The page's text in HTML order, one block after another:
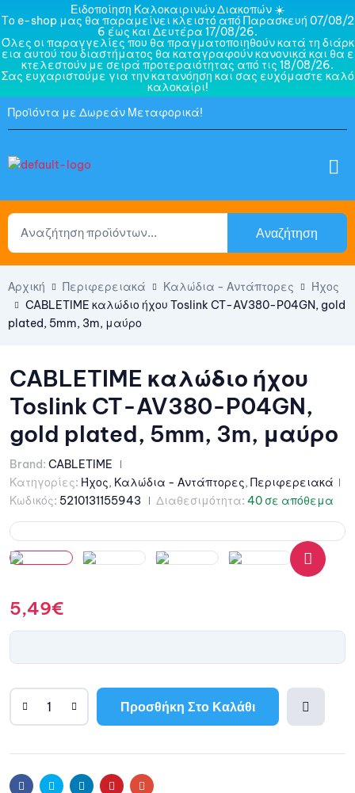
Ειδοποίηση Καλοκαιρινών Διακοπών ☀️
Το e-shop μας θα παραμείνει κλειστό από Παρασκευή 07/08/2
6 έως και Δευτέρα 17/08/26.
Όλες οι παραγγελίες που θα πραγματοποιηθούν κατά τη διάρκ
εια αυτού του διαστήματος θα καταγραφούν κανονικά και θα ε
κτελεστούν με σειρά προτεραιότητας από τις 18/08/26.
Σας ευχαριστούμε για την κατανόηση και σας ευχόμαστε καλό
καλοκαίρι!
Προϊόντα με Δωρεάν Μεταφορικά!
Αναζήτηση
Αρχική Περιφερειακά Καλώδια - Αντάπτορες
Ήχος
CABLETIME καλώδιο ήχου Toslink CT-AV380-P04GN, gold
plated, 5mm, 3m, μαύρο
CABLETIME καλώδιο ήχου
Toslink CT-AV380-P04GN,
gold plated, 5mm, 3m, μαύρο
Brand: CABLETIME
Κατηγορίες: Ήχος, Καλώδια - Αντάπτορες, Περιφερειακά
Κωδικός: 5210131155943 Διαθεσιμότητα: 40 σε απόθεμα
5,49€
Προσθήκη Στο Καλάθι
l
r
FacebookTwitter LinkedinPinterestEmail